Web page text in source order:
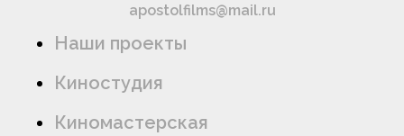
apostolfilms@mail.ru
Наши проекты
Киностудия
Киномастерская